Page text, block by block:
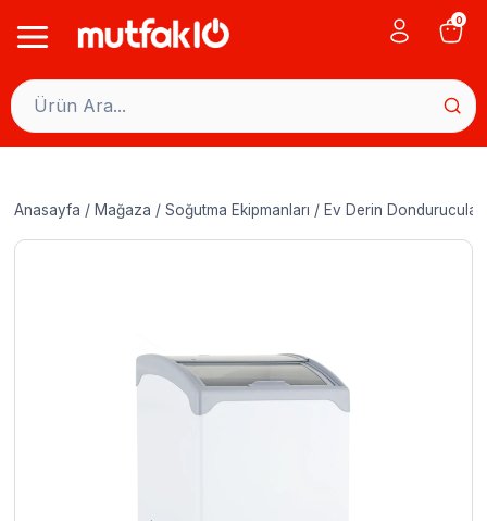
0
Anasayfa / Mağaza / Soğutma Ekipmanları / Ev Derin Dondurucular